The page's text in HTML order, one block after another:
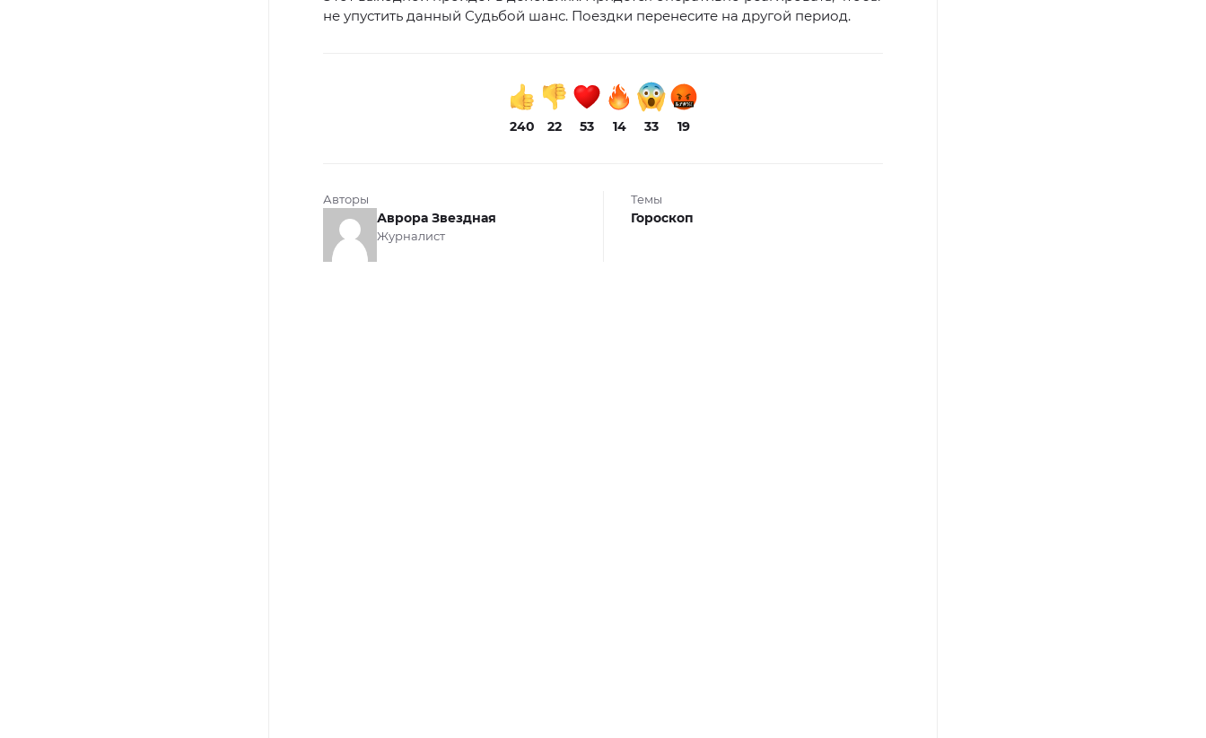
не упустить данный Судьбой шанс. Поездки перенесите на другой период.
240 22 53 14 33 19
Авторы
Аврора Звездная
Журналист
Темы
Гороскоп